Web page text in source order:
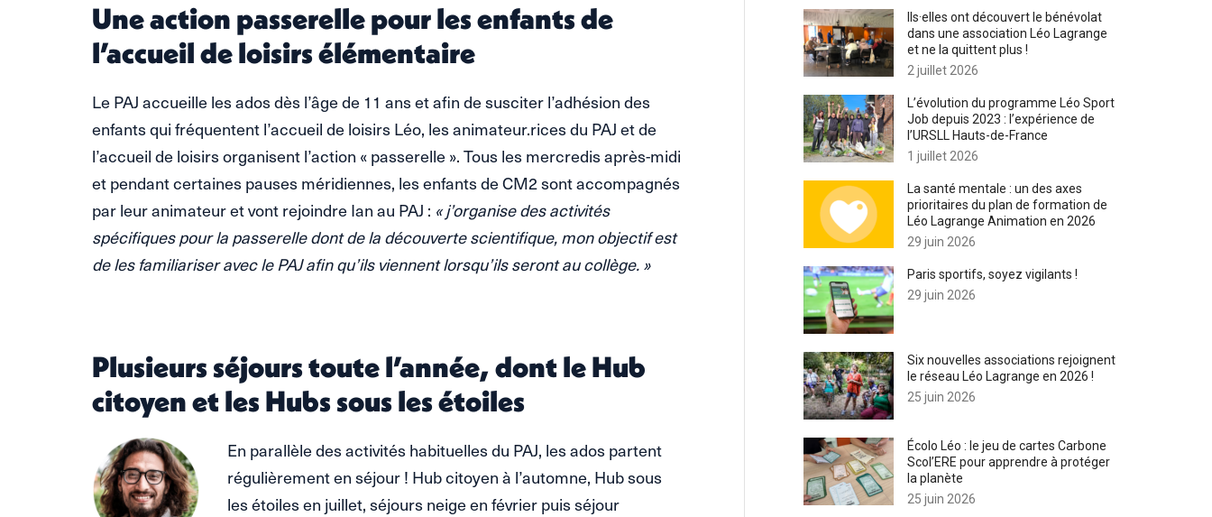
Une action passerelle pour les enfants de
l’accueil de loisirs élémentaire
Le PAJ accueille les ados dès l’âge de 11 ans et afin de susciter l’adhésion des
enfants qui fréquentent l’accueil de loisirs Léo, les animateur.rices du PAJ et de
l’accueil de loisirs organisent l’action « passerelle ». Tous les mercredis après-midi
et pendant certaines pauses méridiennes, les enfants de CM2 sont accompagnés
par leur animateur et vont rejoindre Ian au PAJ : « j’organise des activités
spécifiques pour la passerelle dont de la découverte scientifique, mon objectif est
de les familiariser avec le PAJ afin qu’ils viennent lorsqu’ils seront au collège. »
Plusieurs séjours toute l’année, dont le Hub
citoyen et les Hubs sous les étoiles
En parallèle des activités habituelles du PAJ, les ados partent
régulièrement en séjour ! Hub citoyen à l’automne, Hub sous
les étoiles en juillet, séjours neige en février puis séjour
Ils·elles ont découvert le bénévolat
dans une association Léo Lagrange
et ne la quittent plus !
2 juillet 2026
L’évolution du programme Léo Sport
Job depuis 2023 : l’expérience de
l’URSLL Hauts-de-France
1 juillet 2026
La santé mentale : un des axes
prioritaires du plan de formation de
Léo Lagrange Animation en 2026
29 juin 2026
Paris sportifs, soyez vigilants !
29 juin 2026
Six nouvelles associations rejoignent
le réseau Léo Lagrange en 2026 !
25 juin 2026
Écolo Léo : le jeu de cartes Carbone
Scol’ERE pour apprendre à protéger
la planète
25 juin 2026